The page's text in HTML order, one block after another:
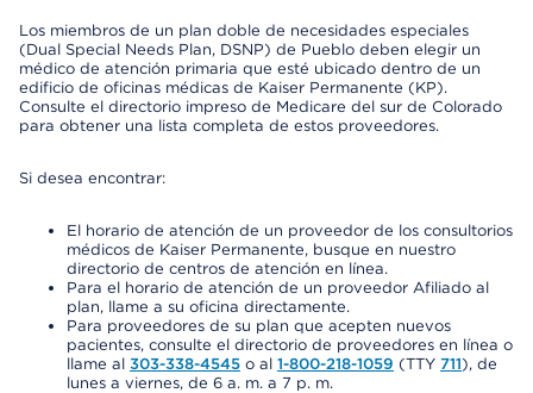
Los miembros de un plan doble de necesidades especiales
(Dual Special Needs Plan, DSNP) de Pueblo deben elegir un
médico de atención primaria que esté ubicado dentro de un
edificio de oficinas médicas de Kaiser Permanente (KP).
Consulte el directorio impreso de Medicare del sur de Colorado
para obtener una lista completa de estos proveedores.
Si desea encontrar:
El horario de atención de un proveedor de los consultorios
médicos de Kaiser Permanente, busque en nuestro
directorio de centros de atención en línea.
Para el horario de atención de un proveedor Afiliado al
plan, llame a su oficina directamente.
Para proveedores de su plan que acepten nuevos
pacientes, consulte el directorio de proveedores en línea o
llame al 303-338-4545 o al 1-800-218-1059 (TTY 711), de
lunes a viernes, de 6 a. m. a 7 p. m.